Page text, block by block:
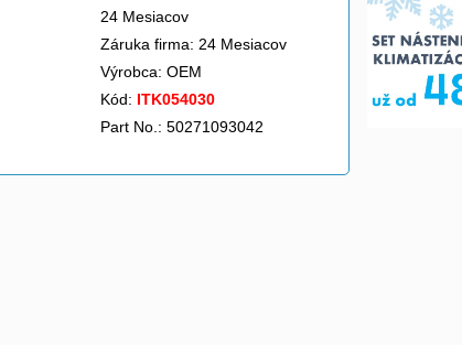
24 Mesiacov
Záruka firma: 24 Mesiacov
Výrobca: OEM
Kód: ITK054030
Part No.: 50271093042